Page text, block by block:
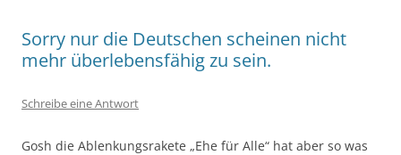
Sorry nur die Deutschen scheinen nicht
mehr überlebensfähig zu sein.
Schreibe eine Antwort
Gosh die Ablenkungsrakete „Ehe für Alle“ hat aber so was